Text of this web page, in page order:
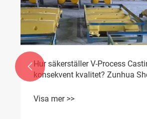
Hur säkerställer V-Process
konsekvent kvalitet? Zunhua
för att lägga till smälthjälpmedel
Visa mer >>
